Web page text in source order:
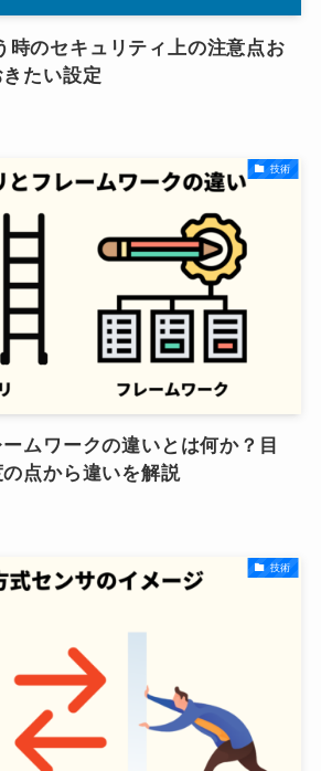
のセキュリティ上の注意点お
たい設定
技術
ムワークの違いとは何か？目
点から違いを解説
技術